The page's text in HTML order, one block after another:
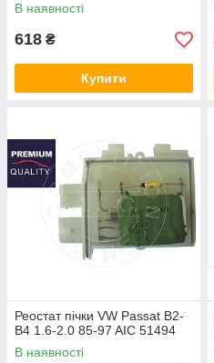
В наявності
618 ₴
Купити
Реостат пічки VW Passat B2-
B4 1.6-2.0 85-97 AIC 51494
В наявності